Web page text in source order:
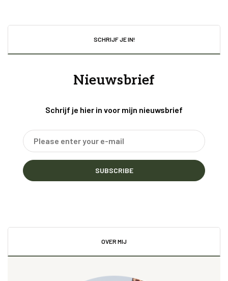
SCHRIJF JE IN!
Nieuwsbrief
Schrijf je hier in voor mijn nieuwsbrief
SUBSCRIBE
OVER MIJ